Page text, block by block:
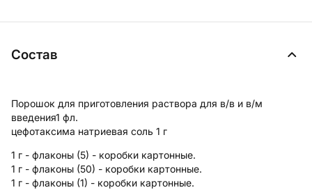
Состав
Порошок для приготовления раствора для в/в и в/м
введения1 фл.
цефотаксима натриевая соль 1 г
1 г - флаконы (5) - коробки картонные.
1 г - флаконы (50) - коробки картонные.
1 г - флаконы (1) - коробки картонные.